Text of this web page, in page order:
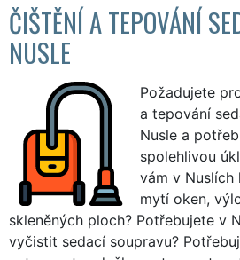
ČIŠTĚNÍ A TEPOVÁNÍ
NUSLE
Požadujete
a tepování
Nusle a
spolehlivou
vám v
mytí oken,
skleněných ploch? Potřebujete v
vyčistit sedací soupravu?